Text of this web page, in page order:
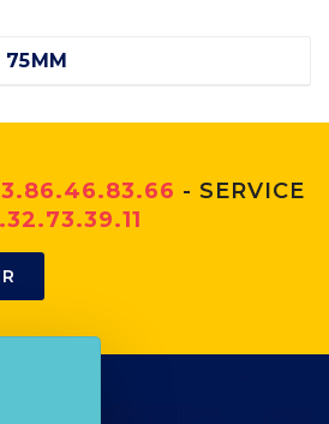
75MM
- SERVICE